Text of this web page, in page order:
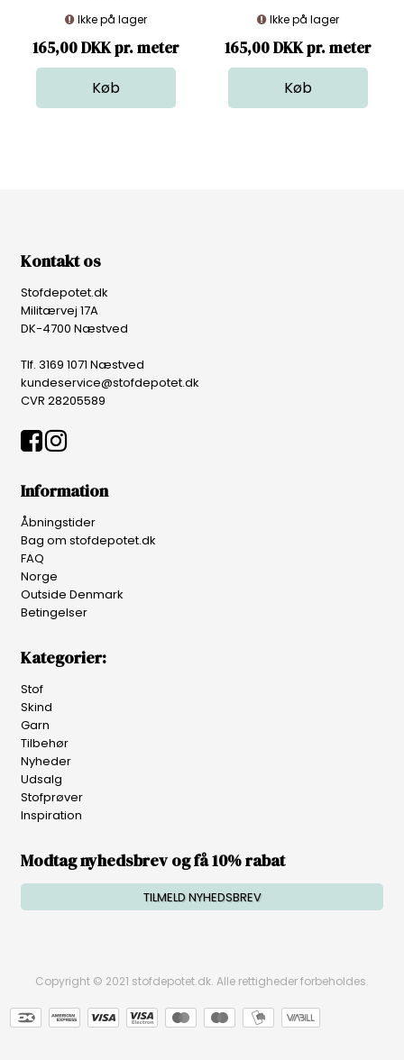
Ikke på lager
165,00 DKK pr. meter
Ikke på lager
165,00 DKK pr. meter
Kontakt os
Stofdepotet.dk
Militærvej 17A
DK-4700 Næstved
Tlf. 3169 1071 Næstved
kundeservice@stofdepotet.dk
CVR 28205589
Information
Åbningstider
Bag om stofdepotet.dk
FAQ
Norge
Outside Denmark
Betingelser
Kategorier:
Stof
Skind
Garn
Tilbehør
Nyheder
Udsalg
Stofprøver
Inspiration
Modtag nyhedsbrev og få 10% rabat
TILMELD NYHEDSBREV
Copyright © 2021 stofdepotet.dk. Alle rettigheder forbeholdes.